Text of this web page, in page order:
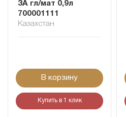
3A гл/мат 0,9л
700001111
Казахстан
В корзину
Купить в 1 клик